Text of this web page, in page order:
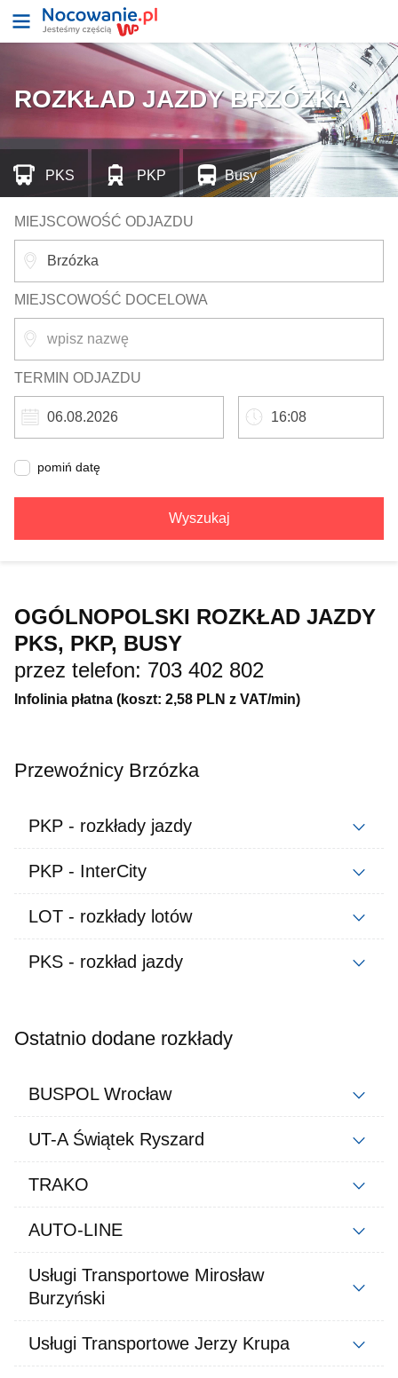
ROZKŁAD JAZDY BRZÓZKA
MIEJSCOWOŚĆ ODJAZDU
MIEJSCOWOŚĆ DOCELOWA
TERMIN ODJAZDU
pomiń datę
Wyszukaj
PKS PKP Busy
OGÓLNOPOLSKI ROZKŁAD JAZDY
PKS, PKP, BUSY
przez telefon: 703 402 802
Infolinia płatna (koszt: 2,58 PLN z VAT/min)
Przewoźnicy Brzózka
PKP - rozkłady jazdy
PKP - InterCity
LOT - rozkłady lotów
PKS - rozkład jazdy
Ostatnio dodane rozkłady
BUSPOL Wrocław
UT-A Świątek Ryszard
TRAKO
AUTO-LINE
Usługi Transportowe Mirosław
Burzyński
Usługi Transportowe Jerzy Krupa